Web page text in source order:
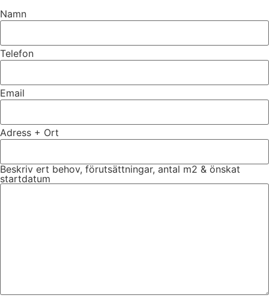
Namn
Telefon
Email
Adress + Ort
Beskriv ert behov, förutsättningar, antal m2 & önskat
startdatum